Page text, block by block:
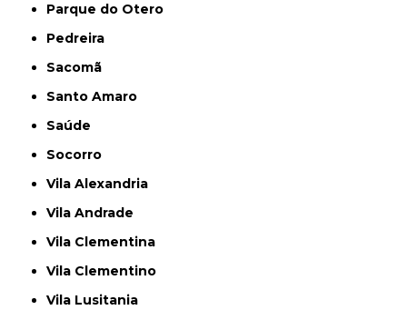
Parque do Otero
Pedreira
Sacomã
Santo Amaro
Saúde
Socorro
Vila Alexandria
Vila Andrade
Vila Clementina
Vila Clementino
Vila Lusitania